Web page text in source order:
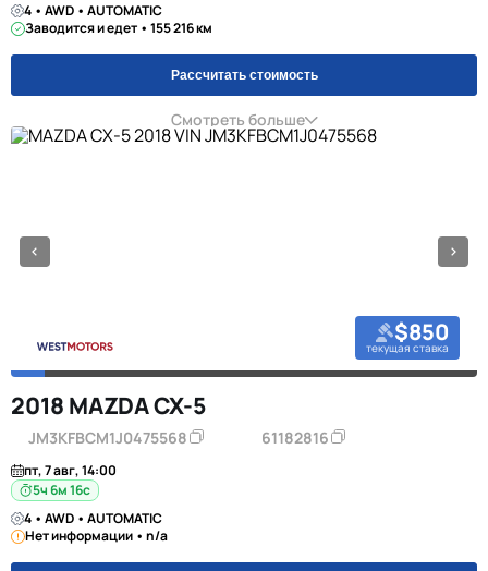
4 • AWD • AUTOMATIC
Заводится и едет • 155 216 км
Рассчитать стоимость
Смотреть больше
$850
текущая ставка
2018 MAZDA CX-5
JM3KFBCM1J0475568 61182816
пт, 7 авг, 14:00
5ч 6м 16с
4 • AWD • AUTOMATIC
Нет информации • n/a